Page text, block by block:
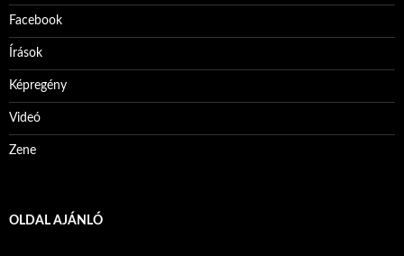
Facebook
Írások
Képregény
Videó
Zene
OLDAL AJÁNLÓ